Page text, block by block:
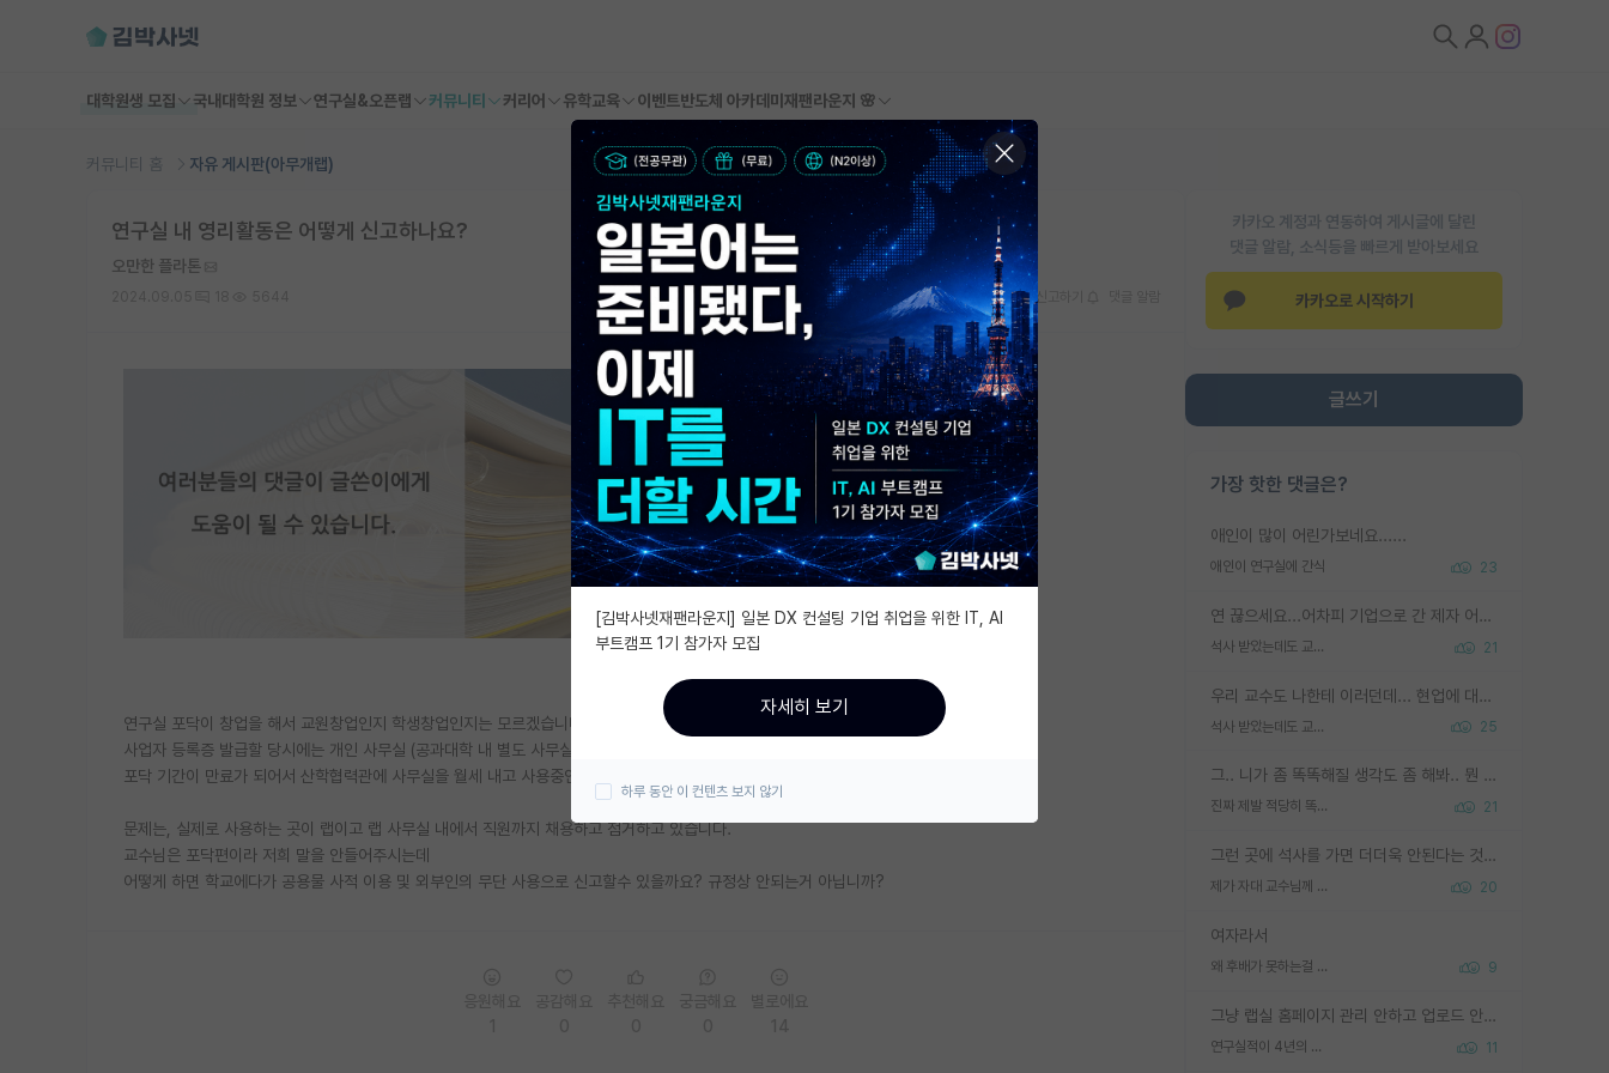
대학원생 모집 국내대학원 정보 연구실&오픈랩 커뮤니티 커리어 유학교육 이벤트반도체 아카데미 재팬라운지 🌸
커뮤니티 홈 자유 게시판(아무개랩)
카카오 계정과 연동하여 게시글에 달린
댓글 알람, 소식등을 빠르게 받아보세요
카카오로 시작하기
글쓰기
가장 핫한 댓글은?
애인이 많이 어린가보네요......
애인이 연구실에 간식 23
연 끊으세요...어차피 기업으로 간 제자 어떻게 못합니다. 기업에서는 교수들 사기꾼으로 보는 시선도 강하고, 앞에서나 교수님하고 떠받들어주지 많이 무시합니다. 영향력도 0에 수렴합니다. 그리고 생각해보십시오. 석사로 기업간 제자가 무슨 힘이 있다고 과제를 달라고 합니까? 말만 교수지 무능력자라고 생각합니다. 세금이 아깝습니다.
석사 받았는데도 교수랑 연락한다. 21
우리 교수도 나한테 이러던데... 현업에 대해 이해가 전혀 없고, 자기 말이면 다 되는 줄 알고. 학위동안 지도는 커녕 잡일만 시켜놓고 이제와서 주기적으로 연락 없으면 싸가지 없는 제자가 되버림.
석사 받았는데도 교수랑 연락한다. 25
그.. 니가 좀 똑똑해질 생각도 좀 해봐.. 뭔 연구를 선배랑 계속 같이할 생각을하냐 박사과정이
진짜 제발 적당히 똑똑한 박사과정이라도 위에 있었으면.. 21
그런 곳에 석사를 가면 더더욱 안된다는 것을 깨달으시면 된겁니다!
제가 자대 교수님께 무례하게 행동한 걸까요? 20
여자라서
왜 후배가 못하는걸 교수님은 내 책임으로 돌리는걸까요? 9
그냥 랩실 홈페이지 관리 안하고 업로드 안한거 아님?
연구실적이 4년의 공백이 있는거 어떻게 생각하냐 11
연구실 내 영리활동은 어떻게 신고하나요?
오만한 플라톤
스크랩 신고하기
연구실 포닥이 창업을 해서 교원창업인지 학생창업인지는 모르겠습니다만
사업자 등록증 발급할 당시에는 개인 사무실 (공과대학 내 별도 사무실)로 받아놓고
포닥 기간이 만료가 되어서 산학협력관에 사무실을 월세 내고 사용중인데
문제는, 실제로 사용하는 곳이 랩이고 랩 사무실 내에서 직원까지 채용하고 점거하고 있습니다.
교수님은 포닥편이라 저희 말을 안들어주시는데
어떻게 하면 학교에다가 공용물 사적 이용 및 외부인의 무단 사용으로 신고할수 있을까요? 규정상 안되는거 아닙니까?
[김박사넷재팬라운지] 일본 DX 컨설팅 기업 취업을 위한 IT, AI
부트캠프 1기 참가자 모집
자세히 보기
하루 동안 이 컨텐츠 보지 않기